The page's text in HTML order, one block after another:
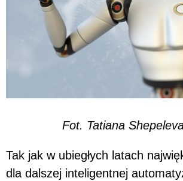
Fot. Tatiana
Tak jak w ubiegłych latach
dla dalszej inteligentnej